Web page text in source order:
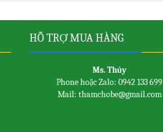
HỖ TRỢ MUA HÀNG
Ms. Thủy
Phone hoặc Zalo: 0942 133 699
Mail: thamchobe@gmail.com